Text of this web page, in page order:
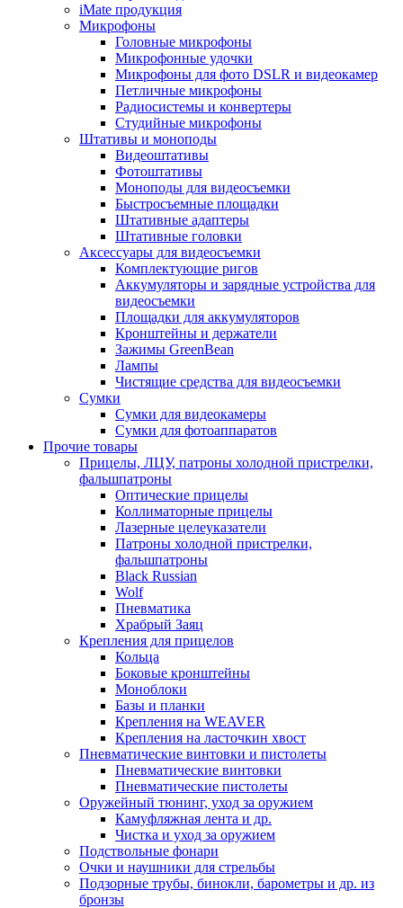
iMate продукция
Микрофоны
Головные микрофоны
Микрофонные удочки
Микрофоны для фото DSLR и видеокамер
Петличные микрофоны
Радиосистемы и конвертеры
Студийные микрофоны
Штативы и моноподы
Видеоштативы
Фотоштативы
Моноподы для видеосъемки
Быстросъемные площадки
Штативные адаптеры
Штативные головки
Аксессуары для видеосъемки
Комплектующие ригов
Аккумуляторы и зарядные устройства для
видеосъемки
Площадки для аккумуляторов
Кронштейны и держатели
Зажимы GreenBean
Лампы
Чистящие средства для видеосъемки
Сумки
Сумки для видеокамеры
Сумки для фотоаппаратов
Прочие товары
Прицелы, ЛЦУ, патроны холодной пристрелки,
фальшпатроны
Оптические прицелы
Коллиматорные прицелы
Лазерные целеуказатели
Патроны холодной пристрелки,
фальшпатроны
Black Russian
Wolf
Пневматика
Храбрый Заяц
Крепления для прицелов
Кольца
Боковые кронштейны
Моноблоки
Базы и планки
Крепления на WEAVER
Крепления на ласточкин хвост
Пневматические винтовки и пистолеты
Пневматические винтовки
Пневматические пистолеты
Оружейный тюнинг, уход за оружием
Камуфляжная лента и др.
Чистка и уход за оружием
Подствольные фонари
Очки и наушники для стрельбы
Подзорные трубы, бинокли, барометры и др. из
бронзы